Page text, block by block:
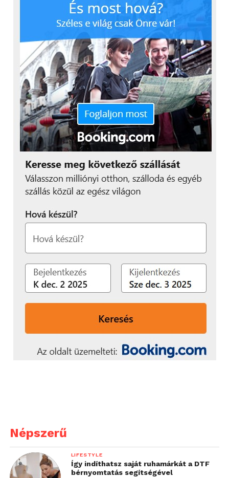
Népszerű
LIFESTYLE
Így indíthatsz saját ruhamárkát a DTF
bérnyomtatás segítségével